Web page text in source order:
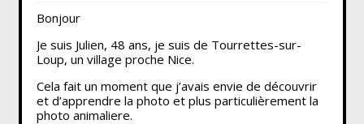
Bonjour
Je suis Julien, 48 ans, je suis de Tourrettes-sur-
Loup, un village proche Nice.
Cela fait un moment que j’avais envie de découvrir
et d’apprendre la photo et plus particulièrement la
photo animaliere.